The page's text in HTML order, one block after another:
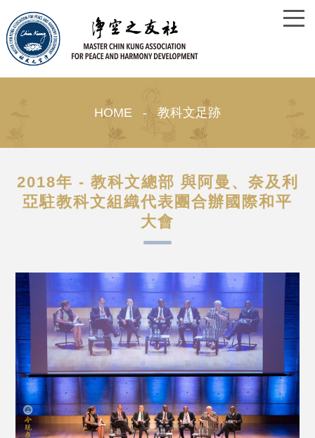
HOME - 教科文足跡
2018年 - 教科文總部 與阿曼、奈及利
亞駐教科文組織代表團合辦國際和平
大會